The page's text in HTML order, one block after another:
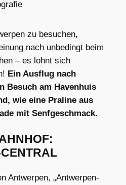
zu besuchen,
nach unbedingt beim
– es lohnt sich
Ein Ausflug nach
Besuch am Havenhuis
wie eine Praline aus
mit Senfgeschmack.
Antwerpen, „Antwerpen-